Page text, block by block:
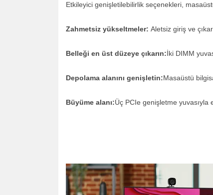
Etkileyici genişletilebilirlik seçenekleri,
Zahmetsiz yükseltmeler: Aletsiz giriş ve
Belleği en üst düzeye çıkarın:İki DIMM
Depolama alanını genişletin:Masaüstü
Büyüme alanı:Üç PCIe genişletme yuvasıyla